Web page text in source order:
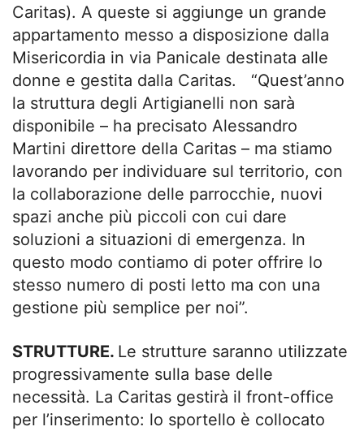
Caritas). A queste si aggiunge un grande
appartamento messo a disposizione dalla
Misericordia in via Panicale destinata alle
donne e gestita dalla Caritas. “Quest’anno
la struttura degli Artigianelli non sarà
disponibile – ha precisato Alessandro
Martini direttore della Caritas – ma stiamo
lavorando per individuare sul territorio, con
la collaborazione delle parrocchie, nuovi
spazi anche più piccoli con cui dare
soluzioni a situazioni di emergenza. In
questo modo contiamo di poter offrire lo
stesso numero di posti letto ma con una
gestione più semplice per noi”.
STRUTTURE. Le strutture saranno utilizzate
progressivamente sulla base delle
necessità. La Caritas gestirà il front-office
per l’inserimento: lo sportello è collocato